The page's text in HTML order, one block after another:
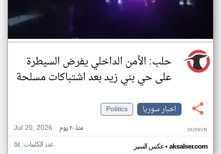
حلب: الأمن الداخلي يفرض السيطرة
على حي بني زيد بعد اشتباكات مسلحة
اخبار سوريا
Politics
Jul 20, 2026
منذ ٢٠ يوم DU39VR
عكس السير• aksalser.com عدد الكلمات: ٥٤